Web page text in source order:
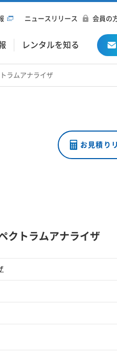
レンタルを知る
ニュースリリース 会員の
ラムアナライザ
お見積り
クトラムアナライザ